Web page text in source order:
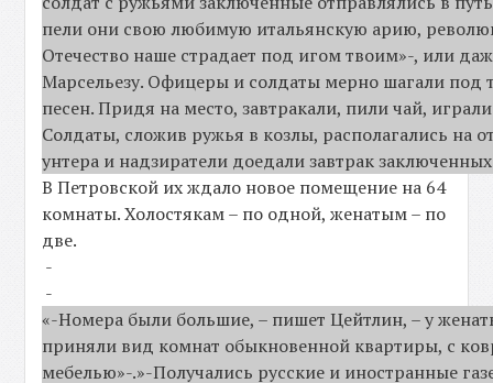
пели они свою любимую итальянскую арию,
Отечество наше страдает под игом твоим»-, или
Марсельезу. Офицеры и солдаты мерно шагали под
песен. Придя на место, завтракали, пили чай,
Солдаты, сложив ружья в козлы, располагались на
унтера и надзиратели доедали завтрак
В Петровской их ждало новое помещение на 64
комнаты. Холостякам – по одной, женатым – по
две.
-
-
«-Номера были большие, – пишет Цейтлин, – у
приняли вид комнат обыкновенной квартиры, с
мебелью»-.»-Получались русские и иностранные